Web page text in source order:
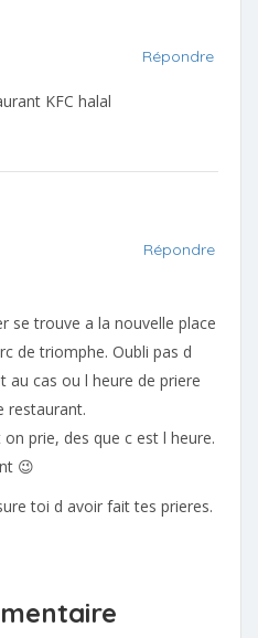
Répondre
KFC halal
Répondre
se trouve a la nouvelle place
de triomphe. Oubli pas d
au cas ou l heure de priere
restaurant.
prie, des que c est l heure.
😉
toi d avoir fait tes prieres.